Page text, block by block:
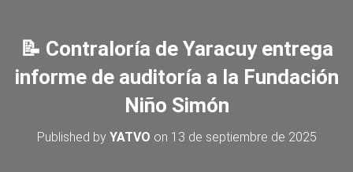
📝 Contraloría de Yaracuy entrega
informe de auditoría a la Fundación
Niño Simón
Published by YATVO on 13 de septiembre de 2025